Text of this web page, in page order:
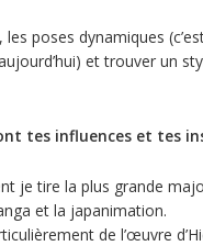
les poses dynamiques
et trouver un
tes influences et tes
je tire la plus grande
et la japanimation.
de l’œuvre